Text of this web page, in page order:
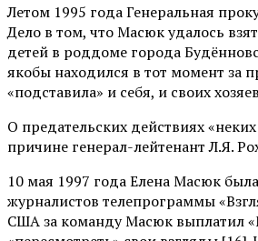
Летом 1995 года Генеральная
Дело в том, что Масюк удалось
детей в роддоме города
якобы находился в тот момент за
«подставила» и себя, и своих
О предательских действиях
причине генерал-лейтенант Л.Я.
10 мая 1997 года Елена Масюк
журналистов телепрограммы
США за команду Масюк выплатил